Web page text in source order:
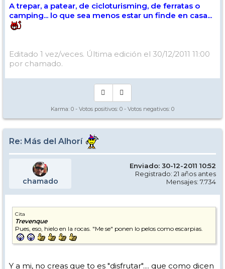
A trepar, a patear, de cicloturisming, de ferratas o
camping... lo que sea menos estar un finde en casa...
Editado 1 vez/veces. Última edición el 30/12/2011 11:00
por chamado.
Karma: 0 - Votos positivos: 0 - Votos negativos: 0
Re: Más del Alhorí
chamado
Enviado: 30-12-2011 10:52
Registrado: 21 años antes
Mensajes: 7.734
Cita
Trevenque
Pues, eso, hielo en la rocas. "Me se" ponen lo pelos como escarpias.
Y a mi, no creas que to es "disfrutar".... que como dicen